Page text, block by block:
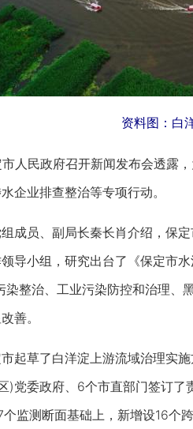
资料图：白
民政府召开新闻发布会透露，
企业排查整治等专项行动。
员、副局长秦长肖介绍，保定
导小组，研究出台了《保定市
整治、工业污染防控和治理、
善。
草了白洋淀上游流域治理实施
)党委政府、6个市直部门签订
监测断面基础上，新增设16个